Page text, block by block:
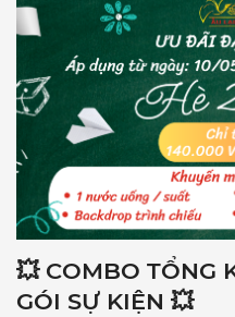
💥 COMBO TỔNG
GÓI SỰ KIỆN 💥